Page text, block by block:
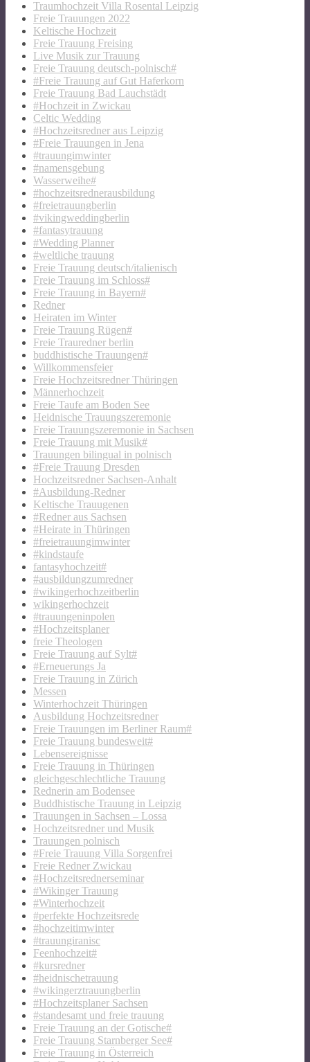
Traumhochzeit Villa Rosental Leipzig
Freie Trauungen 2022
Keltische Hochzeit
Freie Trauung Freising
Live Musik zur Trauung
Freie Trauung deutsch-polnisch#
#Freie Trauung auf Gut Haferkorn
Freie Trauung Bad Lauchstädt
#Hochzeit in Zwickau
Celtic Wedding
#Hochzeitsredner aus Leipzig
#Freie Trauungen in Jena
#trauungimwinter
#namensgebung
Wasserweihe#
#hochzeitsrednerausbildung
#freietrauungberlin
#vikingweddingberlin
#fantasytrauung
#Wedding Planner
#weltliche trauung
Freie Trauung deutsch/italienisch
Freie Trauung im Schloss#
Freie Trauung in Bayern#
Redner
Heiraten im Winter
Freie Trauung Rügen#
Freie Trauredner berlin
buddhistische Trauungen#
Willkommensfeier
Freie Hochzeitsredner Thüringen
Männerhochzeit
Freie Taufe am Boden See
Heidnische Trauungszeremonie
Freie Trauungszeremonie in Sachsen
Freie Trauung mit Musik#
Trauungen bilingual in polnisch
#Freie Trauung Dresden
Hochzeitsredner Sachsen-Anhalt
#Ausbildung-Redner
Keltische Trauugenen
#Redner aus Sachsen
#Heirate in Thüringen
#freietrauungimwinter
#kindstaufe
fantasyhochzeit#
#ausbildungzumredner
#wikingerhochzeitberlin
wikingerhochzeit
#trauungeninpolen
#Hochzeitsplaner
freie Theologen
Freie Trauung auf Sylt#
#Erneuerungs Ja
Freie Trauung in Zürich
Messen
Winterhochzeit Thüringen
Ausbildung Hochzeitsredner
Freie Trauungen im Berliner Raum#
Freie Trauung bundesweit#
Lebensereignisse
Freie Trauung in Thüringen
gleichgeschlechtliche Trauung
Rednerin am Bodensee
Buddhistische Trauung in Leipzig
Trauungen in Sachsen – Lossa
Hochzeitsredner und Musik
Trauungen polnisch
#Freie Trauung Villa Sorgenfrei
Freie Redner Zwickau
#Hochzeitsrednerseminar
#Wikinger Trauung
#Winterhochzeit
#perfekte Hochzeitsrede
#hochzeitimwinter
#trauungiranisc
Feenhochzeit#
#kursredner
#heidnischetrauung
#wikingerztrauungberlin
#Hochzeitsplaner Sachsen
#standesamt und freie trauung
Freie Trauung an der Gotische#
Freie Trauung Starnberger See#
Freie Trauung in Österreich